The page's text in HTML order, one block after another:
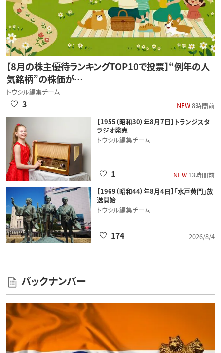
【8月の株主優待ランキングTOP10で投票】“例年の人
気銘柄”の株価が…
トウシル編集チーム
NEW8時間前
3
【1955（昭和30）年8月7日】トランジスタ
ラジオ発売
トウシル編集チーム
NEW13時間前
1
【1969（昭和44）年8月4日】「水戸黄門」放
送開始
トウシル編集チーム
2026/8/4
174
バックナンバー